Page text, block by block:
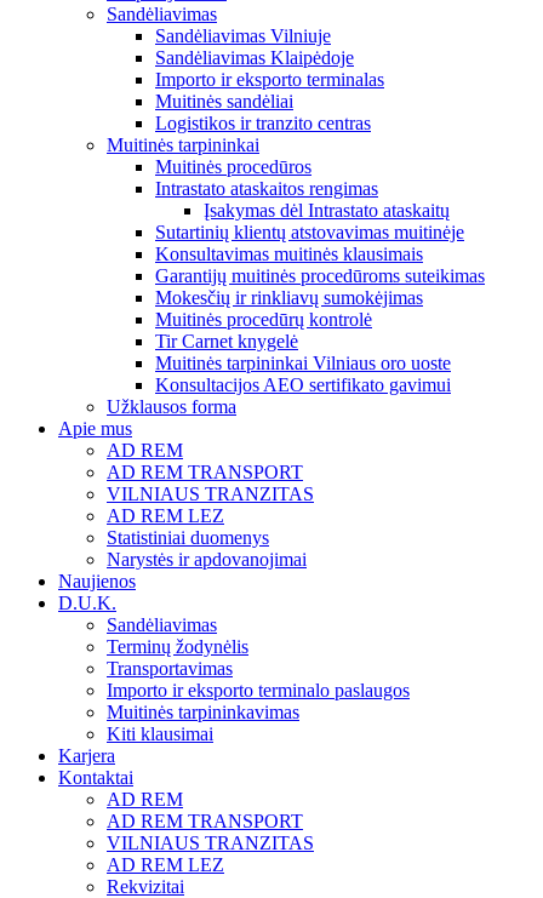
Sandėliavimas
Sandėliavimas Vilniuje
Sandėliavimas Klaipėdoje
Importo ir eksporto terminalas
Muitinės sandėliai
Logistikos ir tranzito centras
Muitinės tarpininkai
Muitinės procedūros
Intrastato ataskaitos rengimas
Įsakymas dėl Intrastato ataskaitų
Sutartinių klientų atstovavimas muitinėje
Konsultavimas muitinės klausimais
Garantijų muitinės procedūroms suteikimas
Mokesčių ir rinkliavų sumokėjimas
Muitinės procedūrų kontrolė
Tir Carnet knygelė
Muitinės tarpininkai Vilniaus oro uoste
Konsultacijos AEO sertifikato gavimui
Užklausos forma
Apie mus
AD REM
AD REM TRANSPORT
VILNIAUS TRANZITAS
AD REM LEZ
Statistiniai duomenys
Narystės ir apdovanojimai
Naujienos
D.U.K.
Sandėliavimas
Terminų žodynėlis
Transportavimas
Importo ir eksporto terminalo paslaugos
Muitinės tarpininkavimas
Kiti klausimai
Karjera
Kontaktai
AD REM
AD REM TRANSPORT
VILNIAUS TRANZITAS
AD REM LEZ
Rekvizitai